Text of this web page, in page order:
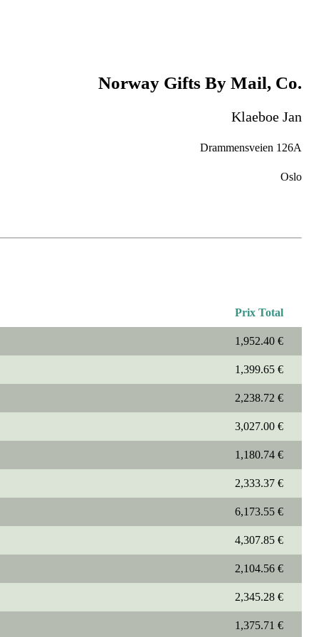
Norway Gifts By Mail, Co.
Klaeboe Jan
Drammensveien 126A
Oslo
Prix Total
1,952.40 €
1,399.65 €
2,238.72 €
3,027.00 €
1,180.74 €
2,333.37 €
6,173.55 €
4,307.85 €
2,104.56 €
2,345.28 €
1,375.71 €